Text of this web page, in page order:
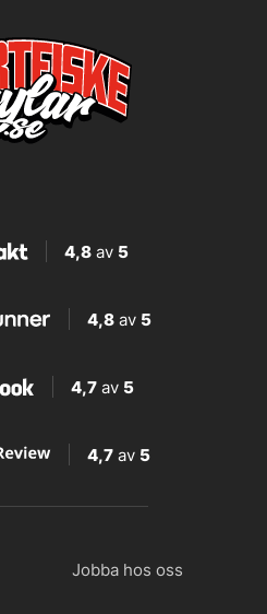
4,8av 5
4,8 av 5
4,7 av 5
4,7 av 5
Jobba hos oss